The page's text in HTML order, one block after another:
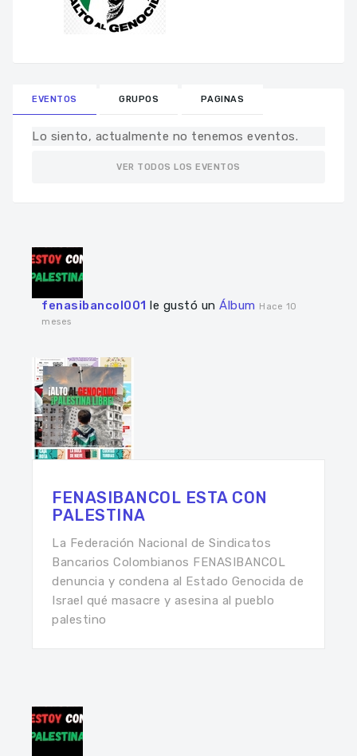
EVENTOS GRUPOS PAGINAS
Lo siento, actualmente no tenemos eventos.
VER TODOS LOS EVENTOS
fenasibancol001 le gustó un Álbum Hace 10
meses
FENASIBANCOL ESTA CON
PALESTINA
La Federación Nacional de Sindicatos
Bancarios Colombianos FENASIBANCOL
denuncia y condena al Estado Genocida de
Israel qué masacre y asesina al pueblo
palestino